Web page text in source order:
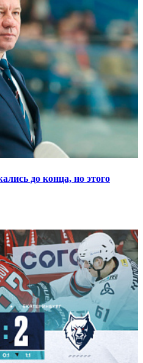
до конца, но этого